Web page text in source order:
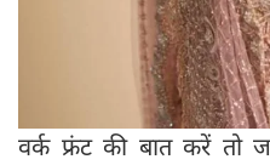
वर्क फ्रंट की बात करें तो